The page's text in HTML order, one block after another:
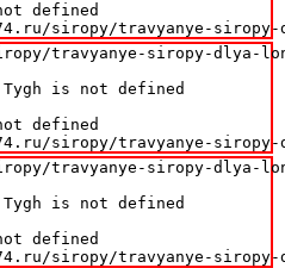
defined
siropy/travyanye-
travyanye-siropy-dlya-
Tygh is not defined
defined
siropy/travyanye-
travyanye-siropy-dlya-
Tygh is not defined
defined
siropy/travyanye-